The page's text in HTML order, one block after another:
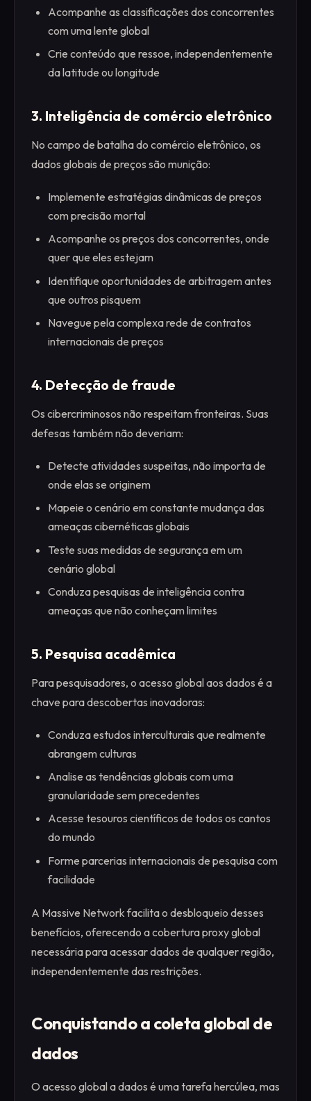
Acompanhe as classificações dos concorrentes
com uma lente global
Crie conteúdo que ressoe, independentemente
da latitude ou longitude
3. Inteligência de comércio eletrônico
No campo de batalha do comércio eletrônico, os
dados globais de preços são munição:
Implemente estratégias dinâmicas de preços
com precisão mortal
Acompanhe os preços dos concorrentes, onde
quer que eles estejam
Identifique oportunidades de arbitragem antes
que outros pisquem
Navegue pela complexa rede de contratos
internacionais de preços
4. Detecção de fraude
Os cibercriminosos não respeitam fronteiras. Suas
defesas também não deveriam:
Detecte atividades suspeitas, não importa de
onde elas se originem
Mapeie o cenário em constante mudança das
ameaças cibernéticas globais
Teste suas medidas de segurança em um
cenário global
Conduza pesquisas de inteligência contra
ameaças que não conheçam limites
5. Pesquisa acadêmica
Para pesquisadores, o acesso global aos dados é a
chave para descobertas inovadoras:
Conduza estudos interculturais que realmente
abrangem culturas
Analise as tendências globais com uma
granularidade sem precedentes
Acesse tesouros científicos de todos os cantos
do mundo
Forme parcerias internacionais de pesquisa com
facilidade
A Massive Network facilita o desbloqueio desses
benefícios, oferecendo a cobertura proxy global
necessária para acessar dados de qualquer região,
independentemente das restrições.
Conquistando a coleta global de
dados
O acesso global a dados é uma tarefa hercúlea, mas